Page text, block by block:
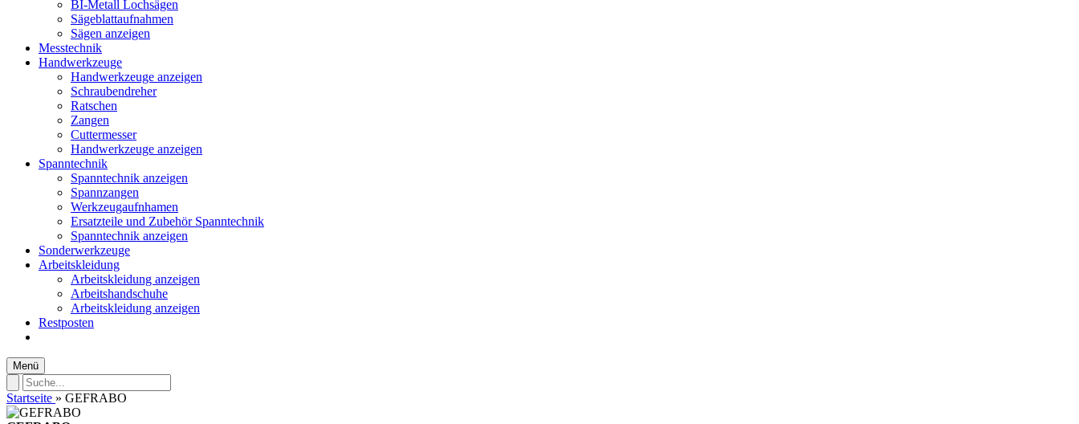
BI-Metall Lochsägen
Sägeblattaufnahmen
Sägen anzeigen
Messtechnik
Handwerkzeuge
Handwerkzeuge anzeigen
Schraubendreher
Ratschen
Zangen
Cuttermesser
Handwerkzeuge anzeigen
Spanntechnik
Spanntechnik anzeigen
Spannzangen
Werkzeugaufnhamen
Ersatzteile und Zubehör Spanntechnik
Spanntechnik anzeigen
Sonderwerkzeuge
Arbeitskleidung
Arbeitskleidung anzeigen
Arbeitshandschuhe
Arbeitskleidung anzeigen
Restposten
Menü
Startseite » GEFRABO